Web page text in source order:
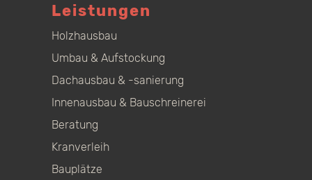
Leistungen
Holzhausbau
Umbau & Aufstockung
Dachausbau & -sanierung
Innenausbau & Bauschreinerei
Beratung
Kranverleih
Bauplätze